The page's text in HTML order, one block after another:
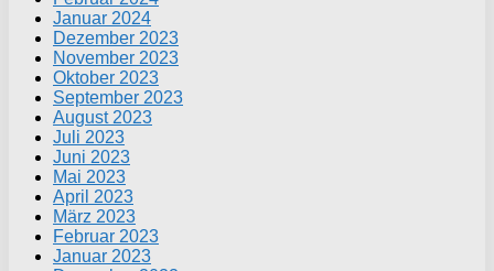
Januar 2024
Dezember 2023
November 2023
Oktober 2023
September 2023
August 2023
Juli 2023
Juni 2023
Mai 2023
April 2023
März 2023
Februar 2023
Januar 2023